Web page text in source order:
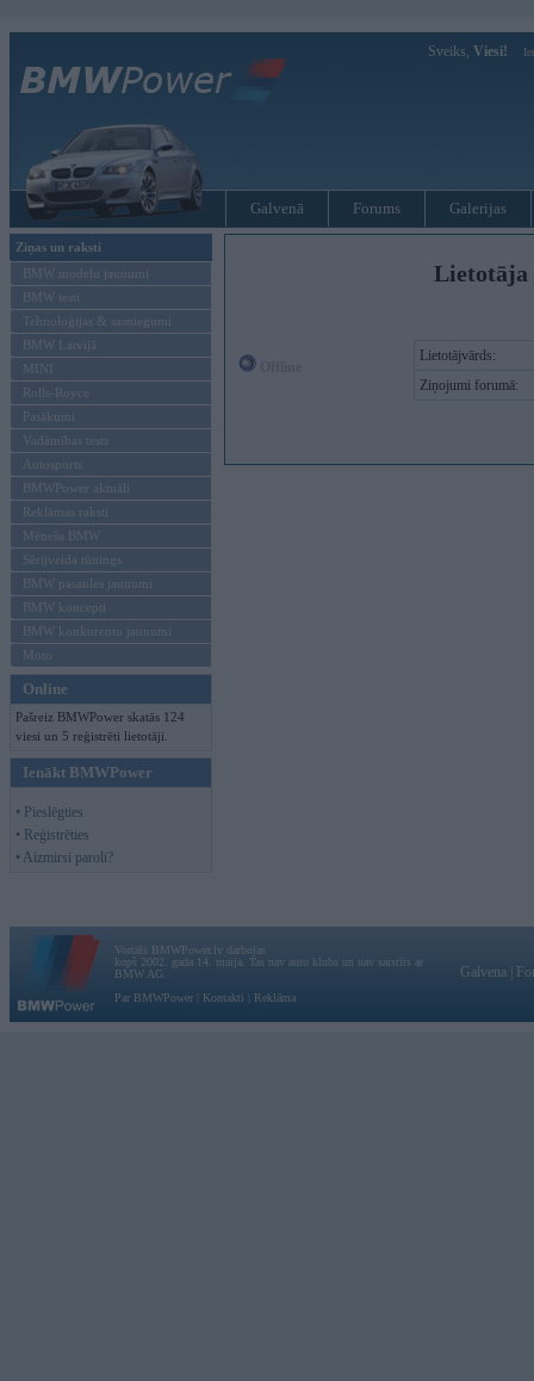
Sveiks, Viesi!
Galvenā Forums Galerijas
Ziņas un raksti
BMW modeļu jaunumi
BMW testi
Tehnoloģijas & sasniegumi
BMW Latvijā
MINI
Rolls-Royce
Pasākumi
Vadāmības tests
Autosports
BMWPower aktuāli
Reklāmas raksti
Mēneša BMW
Sērijveida tūnings
BMW pasaules jaunumi
BMW koncepti
BMW konkurentu jaunumi
Moto
Online
Pašreiz BMWPower skatās 124
viesi un 5 reģistrēti lietotāji.
Ienākt BMWPower
• Pieslēgties
• Reģistrēties
• Aizmirsi paroli?
Lietotājvārds:
Ziņojumi forumā:
Vortāls BMWPower.lv darbojas
kopš 2002. gada 14. maija. Tas nav auto klubs un nav saistīts ar
BMW AG.
Par BMWPower
Kontakti Reklāma
Galvena